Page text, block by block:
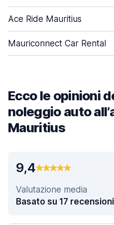
Ace Ride Mauritius
Mauriconnect Car Rental
Ecco le opinioni
noleggio auto
Mauritius
9,4
Valutazione media
Basato su 17 recensioni